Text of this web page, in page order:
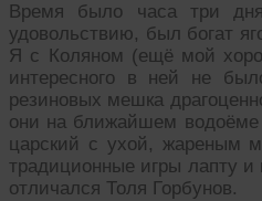
Время было часа три
удовольствию, был богат
Я с Коляном (ещё мой
интересного в ней не
резиновых мешка
они на ближайшем
царский с ухой, жареным
традиционные игры лапту и
отличался Толя Горбунов.